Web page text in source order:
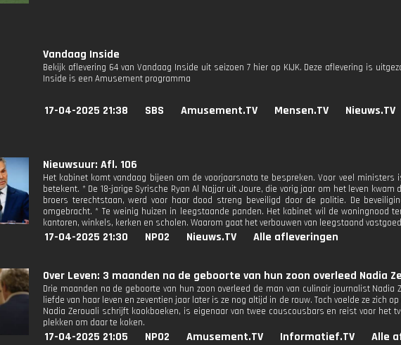
Vandaag Inside
Bekijk aflevering 64 van Vandaag Inside uit seizoen 7 hier op KIJK. Deze aflevering is
Inside is een Amusement programma
17-04-2025 21:38 SBS Amusement.TV Mensen.TV Nieuws.TV
Nieuwsuur: Afl. 106
Het kabinet komt vandaag bijeen om de voorjaarsnota te bespreken. Voor veel
betekent. * De 18-jarige Syrische Ryan Al Najjar uit Joure, die vorig jaar om het leven
broers terechtstaan, werd voor haar dood streng beveiligd door de politie. De
omgebracht. * Te weinig huizen in leegstaande panden. Het kabinet wil de woningnood
kantoren, winkels, kerken en scholen. Waarom gaat het verbouwen van leegstaand
17-04-2025 21:30 NPO2 Nieuws.TV Alle afleveringen
Over Leven: 3 maanden na de geboorte van hun zoon overleed Nadia
Drie maanden na de geboorte van hun zoon overleed de man van culinair journalist Nadia
liefde van haar leven en zeventien jaar later is ze nog altijd in de rouw. Toch voelde ze zich
Nadia Zerouali schrijft kookboeken, is eigenaar van twee couscousbars en reist voor het
plekken om daar te koken.
17-04-2025 21:05 NPO2 Amusement.TV Informatief.TV Alle